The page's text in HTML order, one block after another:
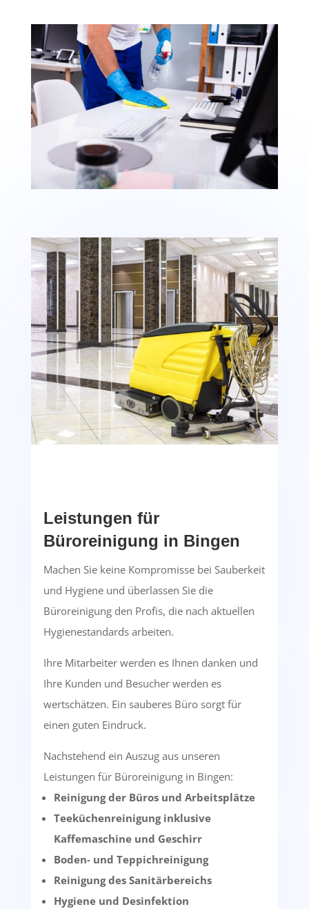
Leistungen für
Büroreinigung in Bingen
Machen Sie keine Kompromisse bei Sauberkeit
und Hygiene und überlassen Sie die
Büroreinigung den Profis, die nach aktuellen
Hygienestandards arbeiten.
Ihre Mitarbeiter werden es Ihnen danken und
Ihre Kunden und Besucher werden es
wertschätzen. Ein sauberes Büro sorgt für
einen guten Eindruck.
Nachstehend ein Auszug aus unseren
Leistungen für Büroreinigung in Bingen:
Reinigung der Büros und Arbeitsplätze
Teeküchenreinigung inklusive
Kaffemaschine und Geschirr
Boden- und Teppichreinigung
Reinigung des Sanitärbereichs
Hygiene und Desinfektion